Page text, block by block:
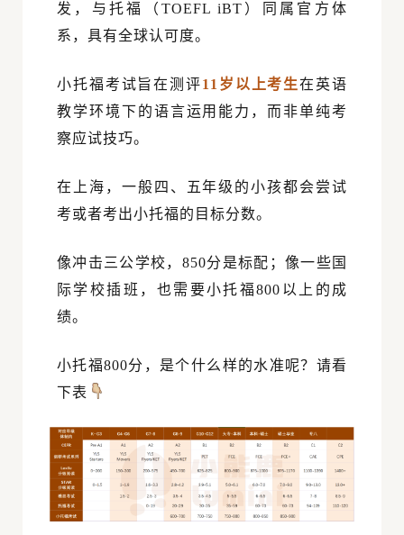
发，与托福（TOEFL iBT）同属官方体
系，具有全球认可度。
小托福考试旨在测评11岁以上考生在英语
教学环境下的语言运用能力，而非单纯考
察应试技巧。
在上海，一般四、五年级的小孩都会尝试
考或者考出小托福的目标分数。
像冲击三公学校，850分是标配；像一些国
际学校插班，也需要小托福800以上的成
绩。
小托福800分，是个什么样的水准呢？请看
下表